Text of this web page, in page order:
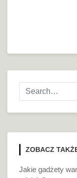
ZOBACZ
Jakie gadżety